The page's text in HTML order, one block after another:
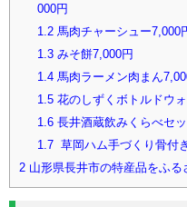
000円
1.2馬肉チャーシュー7,000
1.3みそ餅7,000円
1.4馬肉ラーメン肉まん
1.5花のしずくボトルドウ
1.6長井酒蔵飲みくらべセ
1.7草岡ハム手づくり骨付
2 山形県長井市の特産品をふる